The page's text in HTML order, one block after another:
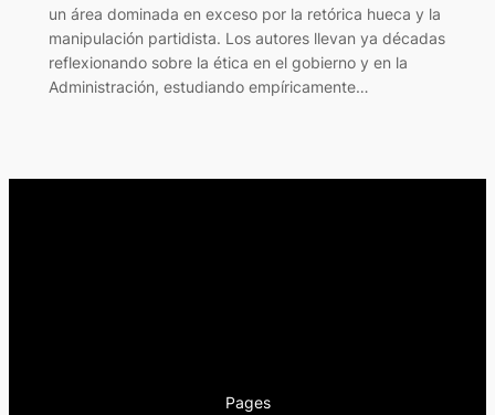
un área dominada en exceso por la retórica hueca y la
manipulación partidista. Los autores llevan ya décadas
reflexionando sobre la ética en el gobierno y en la
Administración, estudiando empíricamente…
Pages